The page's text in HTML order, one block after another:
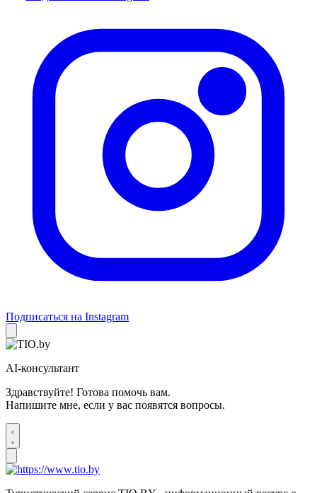
Подписаться на Instagram
AI-консультант
Здравствуйте! Готова помочь вам.
Напишите мне, если у вас появятся вопросы.